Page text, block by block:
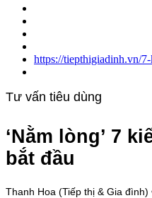
https://tiepthigiadinh.vn/
Tư vấn tiêu dùng
‘Nằm lòng’ 7
bắt đầu
Thanh Hoa (Tiếp thị & Gia đình)